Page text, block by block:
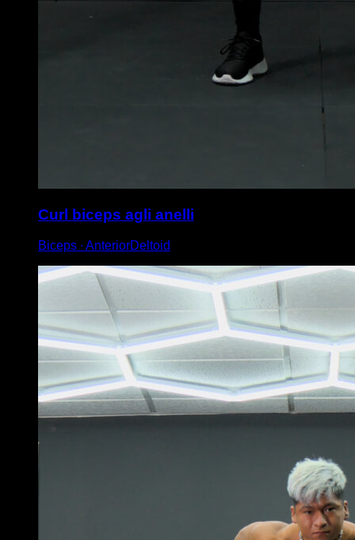
Curl biceps agli anelli
Biceps ∙ AnteriorDeltoid